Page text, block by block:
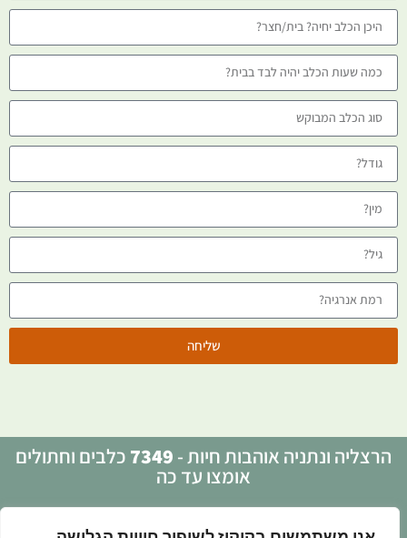
שליחה
הרצליה ונתניה אוהבות חיות - 7349 כלבים וחתולים
אומצו עד כה